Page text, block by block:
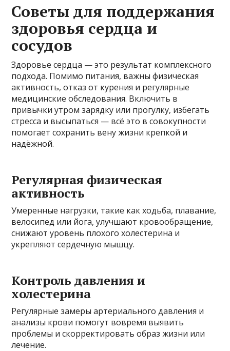
Советы для поддержания
здоровья сердца и
сосудов
Здоровье сердца — это результат комплексного
подхода. Помимо питания, важны физическая
активность, отказ от курения и регулярные
медицинские обследования. Включить в
привычки утром зарядку или прогулку, избегать
стресса и высыпаться — всё это в совокупности
помогает сохранить вену жизни крепкой и
надёжной.
Регулярная физическая
активность
Умеренные нагрузки, такие как ходьба, плавание,
велосипед или йога, улучшают кровообращение,
снижают уровень плохого холестерина и
укрепляют сердечную мышцу.
Контроль давления и
холестерина
Регулярные замеры артериального давления и
анализы крови помогут вовремя выявить
проблемы и скорректировать образ жизни или
лечение.